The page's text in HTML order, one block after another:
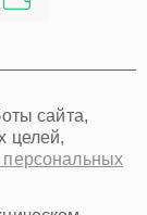
сайта,
целей,
персональных